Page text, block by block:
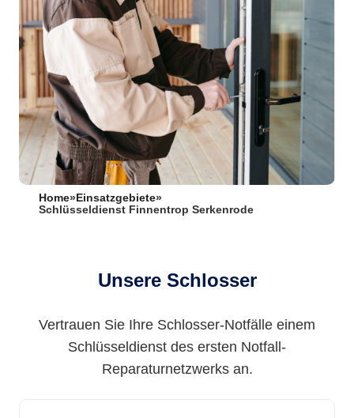
Home» Einsatzgebiete»
Schlüsseldienst Finnentrop Serkenrode
Unsere Schlosser
Vertrauen Sie Ihre Schlosser-Notfälle einem
Schlüsseldienst des ersten Notfall-
Reparaturnetzwerks an.